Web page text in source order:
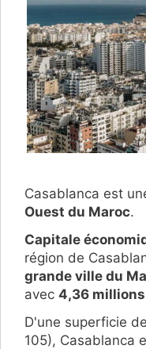
Casablanca est
Ouest du Maroc.
Capitale
région de
grande ville du
avec 4,36
D'une superficie de
105), Casablanca